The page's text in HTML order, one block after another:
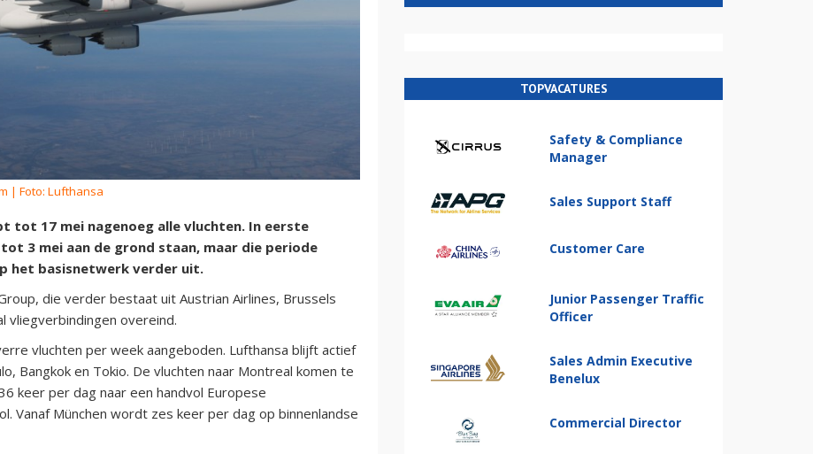
| Foto: Lufthansa
tot 17 mei nagenoeg alle vluchten. In eerste
3 mei aan de grond staan, maar die periode
het basisnetwerk verder uit.
die verder bestaat uit Austrian Airlines, Brussels
vliegverbindingen overeind.
vluchten per week aangeboden. Lufthansa blijft actief
Bangkok en Tokio. De vluchten naar Montreal komen te
keer per dag naar een handvol Europese
Vanaf München wordt zes keer per dag op binnenlandse
TOPVACATURES
Safety & Compliance
Manager
Sales Support Staff
Customer Care
Junior Passenger Traffic
Officer
Sales Admin Executive
Benelux
Commercial Director